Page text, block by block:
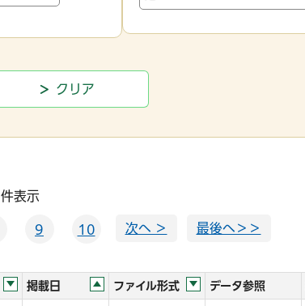
表示
9 10 次へ ＞ 最後へ＞＞
掲載日 ファイル形式 データ参照